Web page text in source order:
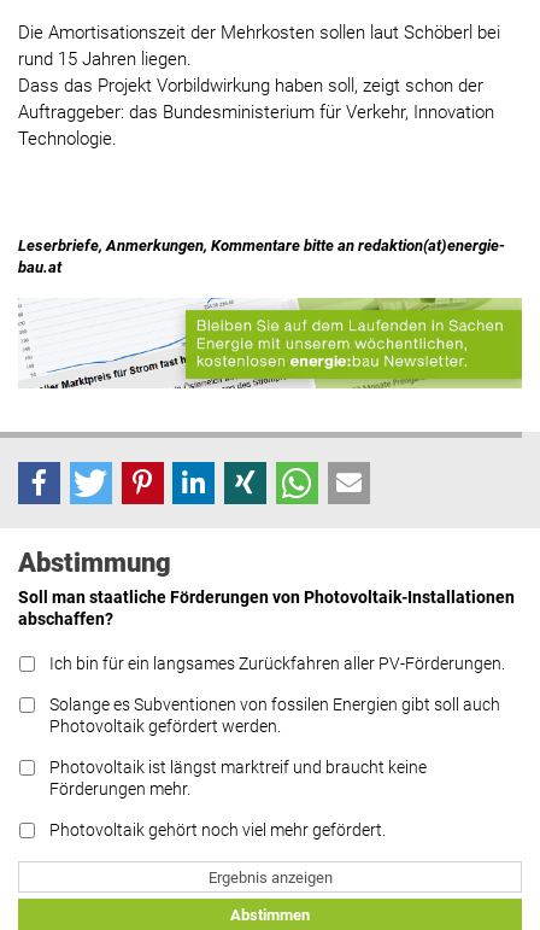
Die Amortisationszeit der Mehrkosten sollen laut Schöberl bei
rund 15 Jahren liegen.
Dass das Projekt Vorbildwirkung haben soll, zeigt schon der
Auftraggeber: das Bundesministerium für Verkehr, Innovation
Technologie.
Leserbriefe, Anmerkungen, Kommentare bitte an redaktion(at)energie-
bau.at
Abstimmung
Soll man staatliche Förderungen von Photovoltaik-Installationen
abschaffen?
Ich bin für ein langsames Zurückfahren aller PV-Förderungen.
Solange es Subventionen von fossilen Energien gibt soll auch
Photovoltaik gefördert werden.
Photovoltaik ist längst marktreif und braucht keine
Förderungen mehr.
Photovoltaik gehört noch viel mehr gefördert.
Ergebnis anzeigen
Abstimmen